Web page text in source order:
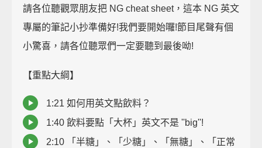
請各位聽觀眾朋友把 NG cheat sheet，這本 NG 英文
專屬的筆記小抄準備好!我們要開始囉!節目尾聲有個
小驚喜，請各位聽眾們一定要聽到最後呦!
【重點大綱】
1:21 如何用英文點飲料？
1:40 飲料要點「大杯」英文不是 ''big''!
2:10 「半糖」、「少糖」、「無糖」、「正常